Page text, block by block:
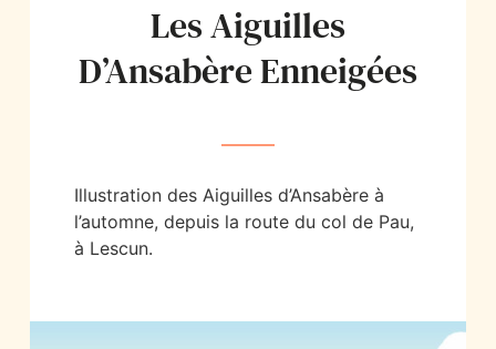
Les Aiguilles
D’Ansabère Enneigées
Illustration des Aiguilles d’Ansabère à
l’automne, depuis la route du col de Pau,
à Lescun.